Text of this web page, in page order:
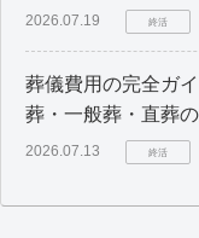
2026.07.19 終活
葬儀費用の完全ガ
葬・一般葬・直葬
2026.07.13 終活